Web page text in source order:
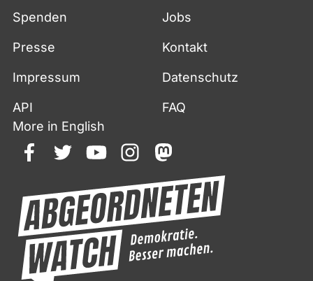
Spenden Jobs
Presse Kontakt
Impressum Datenschutz
API
FAQ
More in English
facebooktwitteryoutubeinstagrammastodon